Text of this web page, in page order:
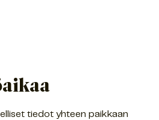
tiedot yhteen paikkaan